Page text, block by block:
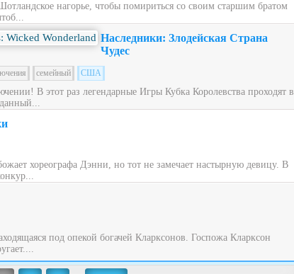
нагорье, чтобы помириться со своим старшим братом
Наследники: Злодейская Страна
Чудес
семейный США
В этот раз легендарные Игры Кубка Королевства проходят в
хореографа Дэнни, но тот не замечает настырную девицу. В
под опекой богачей Кларксонов. Госпожа Кларксон